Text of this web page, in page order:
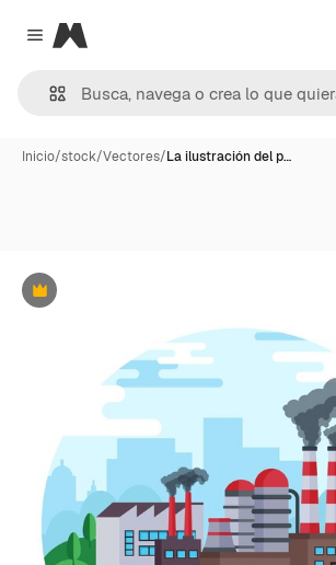
Close menu
Magnific
Inicio/stock/Vectores/La ilustración del p…
Premium